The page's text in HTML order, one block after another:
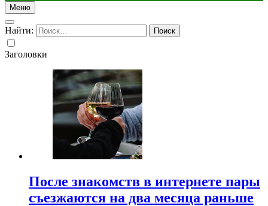
Меню
Найти:
Заголовки
После знакомств в интернете пары
съезжаются на два месяца раньше